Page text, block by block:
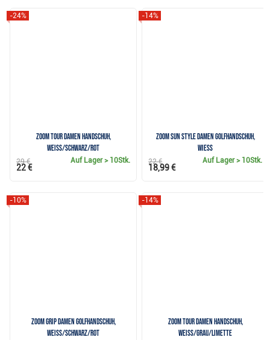
Zoom Tour Damen Handschuh,
weiss/schwarz/rot
-24%
Auf Lager> 10Stk.
29 €
22 €
Zoom Sun Style Damen Golfhandschuh,
wiess
-14%
Auf Lager> 10Stk.
22 €
18,99 €
Zoom Grip Damen Golfhandschuh,
weiss/schwarz/rot
-10%
Zoom Tour Damen Handschuh,
weiss/grau/limette
-14%